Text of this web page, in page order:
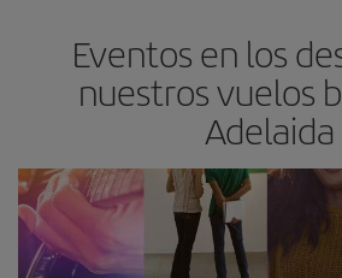
Eventos en los
nuestros vuelos
Adelaida